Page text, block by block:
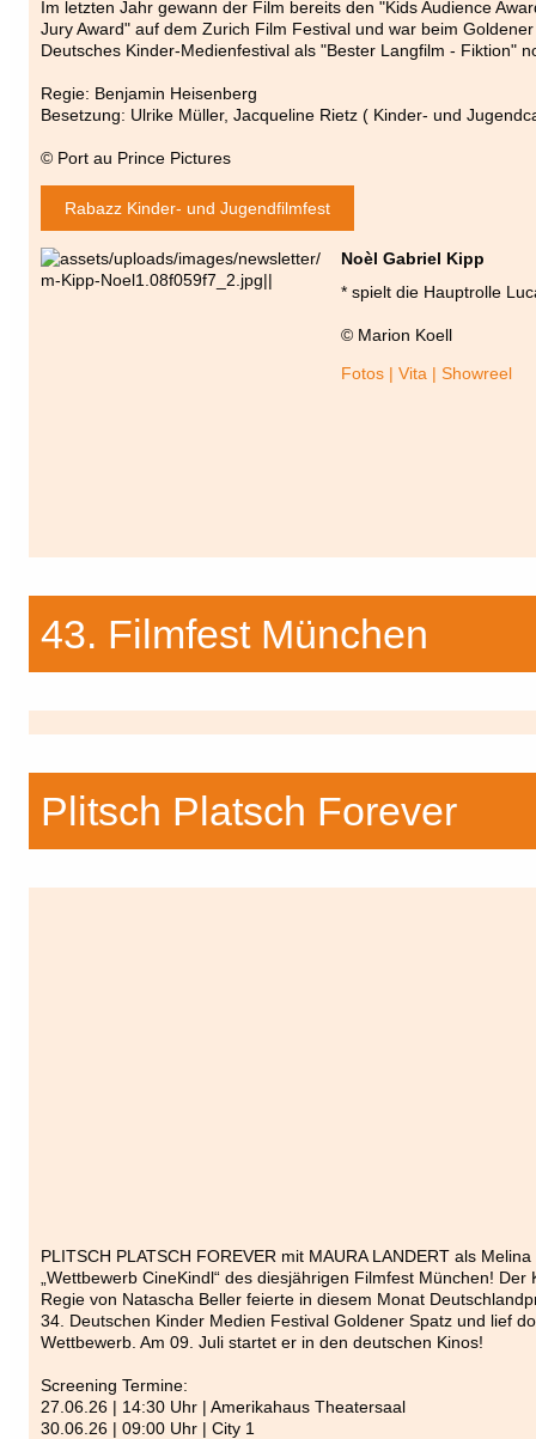
Im letzten Jahr gewann der Film bereits den "Kids Audience
Jury Award" auf dem Zurich Film Festival und war beim
Deutsches Kinder-Medienfestival als "Bester Langfilm - Fiktion"
Regie: Benjamin Heisenberg
Besetzung: Ulrike Müller, Jacqueline Rietz ( Kinder- und
© Port au Prince Pictures
Rabazz Kinder- und Jugendfilmfest
Noèl Gabriel Kipp
* spielt die Hauptrolle
© Marion Koell
Fotos | Vita | Showreel
43. Filmfest München
Plitsch Platsch Forever
PLITSCH PLATSCH FOREVER mit MAURA LANDERT als
„Wettbewerb CineKindl“ des diesjährigen Filmfest München! Der
Regie von Natascha Beller feierte in diesem Monat
34. Deutschen Kinder Medien Festival Goldener Spatz und lief
Wettbewerb. Am 09. Juli startet er in den deutschen Kinos!
Screening Termine:
27.06.26 | 14:30 Uhr | Amerikahaus Theatersaal
30.06.26 | 09:00 Uhr | City 1